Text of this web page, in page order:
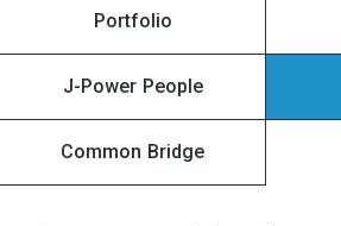
Portfolio
J-Power People
Common Bridge